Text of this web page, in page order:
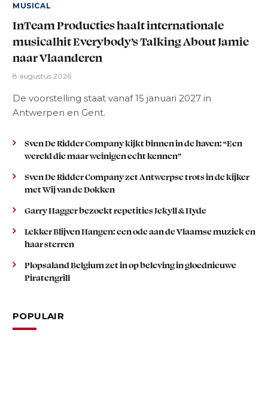
MUSICAL
InTeam Producties haalt internationale
musicalhit Everybody’s Talking About Jamie
naar Vlaanderen
8 augustus 2026
De voorstelling staat vanaf 15 januari 2027 in
Antwerpen en Gent.
Sven De Ridder Company kijkt binnen in de haven: “Een
wereld die maar weinigen echt kennen”
Sven De Ridder Company zet Antwerpse trots in de kijker
met Wij van de Dokken
Garry Hagger bezoekt repetities Jekyll & Hyde
Lekker Blijven Hangen: een ode aan de Vlaamse muziek en
haar sterren
Plopsaland Belgium zet in op beleving in gloednieuwe
Piratengrill
POPULAIR